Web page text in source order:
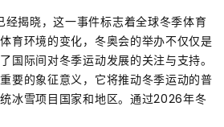
揭晓，这一事件标志着全球冬季体育
育环境的变化，冬奥会的举办不仅仅是
国际间对冬季运动发展的关注与支持。
要的象征意义，它将推动冬季运动的普
冰雪项目国家和地区。通过2026年冬